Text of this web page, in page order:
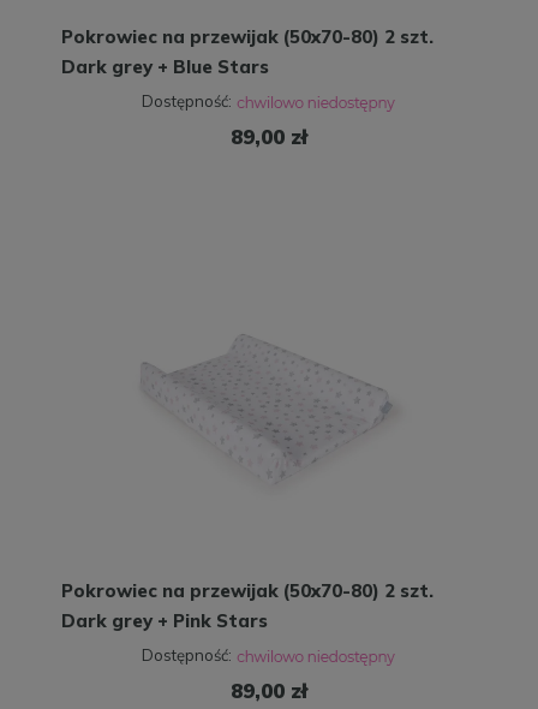
Pokrowiec na przewijak (50x70-80) 2 szt.
Dark grey + Blue Stars
Dostępność:
89,00 zł
Pokrowiec na przewijak (50x70-80) 2 szt.
Dark grey + Pink Stars
Dostępność:
89,00 zł